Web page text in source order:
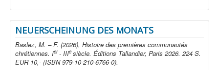
NEUERSCHEINUNG DES MONATS
Baslez, M. – F. (2026), Histoire des premières communautés
chrétiennes. Ier- IIIe siècle. Éditions Tallandier, Paris 2026. 224 S.
EUR 10,- (ISBN 979-10-210-6766-0).